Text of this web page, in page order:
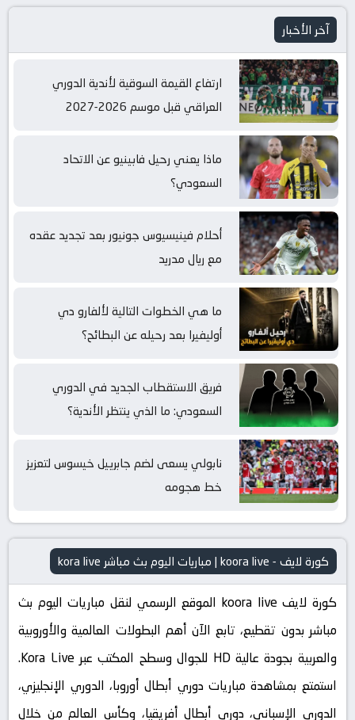
آخر الأخبار
ارتفاع القيمة السوقية لأندية الدوري
العراقي قبل موسم 2026-2027
ماذا يعني رحيل فابينيو عن الاتحاد
السعودي؟
أحلام فينيسيوس جونيور بعد تجديد عقده
مع ريال مدريد
ما هي الخطوات التالية لألفارو دي
أوليفيرا بعد رحيله عن البطائح؟
فريق الاستقطاب الجديد في الدوري
السعودي: ما الذي ينتظر الأندية؟
نابولي يسعى لضم جابرييل خيسوس لتعزيز
خط هجومه
كورة لايف - koora live | مباريات اليوم بث مباشر kora live
كورة لايف koora live الموقع الرسمي لنقل مباريات اليوم بث
مباشر بدون تقطيع، تابع الآن أهم البطولات العالمية والأوروبية
والعربية بجودة عالية HD للجوال وسطح المكتب عبر Kora Live.
استمتع بمشاهدة مباريات دوري أبطال أوروبا، الدوري الإنجليزي،
الدوري الإسباني، دوري أبطال أفريقيا، وكأس العالم من خلال